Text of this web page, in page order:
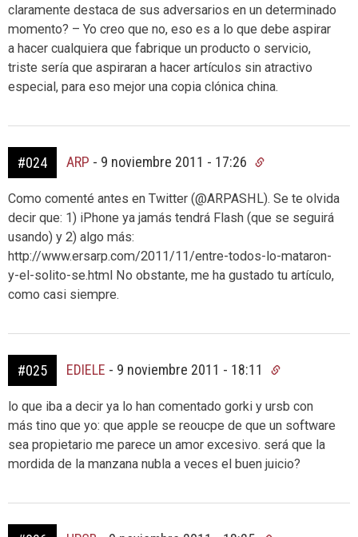
claramente destaca de sus adversarios en un determinado
momento? – Yo creo que no, eso es a lo que debe aspirar
a hacer cualquiera que fabrique un producto o servicio,
triste sería que aspiraran a hacer artículos sin atractivo
especial, para eso mejor una copia clónica china.
#024 ARP - 9 noviembre 2011 - 17:26
Como comenté antes en Twitter (@ARPASHL). Se te olvida
decir que: 1) iPhone ya jamás tendrá Flash (que se seguirá
usando) y 2) algo más:
http://www.ersarp.com/2011/11/entre-todos-lo-mataron-
y-el-solito-se.html No obstante, me ha gustado tu artículo,
como casi siempre.
#025 EDIELE - 9 noviembre 2011 - 18:11
lo que iba a decir ya lo han comentado gorki y ursb con
más tino que yo: que apple se reoucpe de que un software
sea propietario me parece un amor excesivo. será que la
mordida de la manzana nubla a veces el buen juicio?